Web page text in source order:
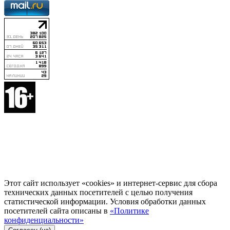
Этот сайт использует «cookies» и интернет-сервис для сбора
технических данных посетителей с целью получения
статистической информации. Условия обработки данных
посетителей сайта описаны в «Политике
конфиденциальности»